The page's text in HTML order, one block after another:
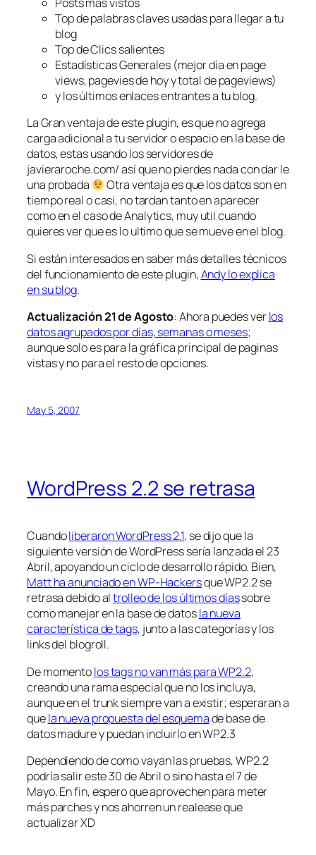
Top de palabras claves usadas para llegar a tu
blog
Top de Clics salientes
Estadísticas Generales (mejor día en page
views, pagevies de hoy y total de pageviews)
y los últimos enlaces entrantes a tu blog.
La Gran ventaja de este plugin, es que no agrega
carga adicional a tu servidor o espacio en la base de
datos, estas usando los servidores de
javieraroche.com/ así que no pierdes nada con dar le
una probada
Otra ventaja es que los datos son en
tiempo real o casi, no tardan tanto en aparecer
como en el caso de Analytics, muy util cuando
quieres ver que es lo ultimo que se mueve en el blog.
Si están interesados en saber más detalles técnicos
del funcionamiento de este plugin,Andy lo explica
en su blog.
Actualización 21 de Agosto: Ahora puedes verlos
datos agrupados por días, semanas o meses;
aunque solo es para la gráfica principal de paginas
vistas y no para el resto de opciones.
May 5, 2007
WordPress 2.2 se retrasa
Cuandoliberaron WordPress 2.1, se dijo que la
siguiente versión de WordPress sería lanzada el 23
Abril, apoyando un ciclo de desarrollo rápido. Bien,
Matt ha anunciado en WP-Hackersque WP2.2 se
retrasa debido altrolleo de los últimos díassobre
como manejar en la base de datosla nueva
característica de tags, junto a las categorías y los
links del blogroll.
De momentolos tags no van más para WP2.2,
creando una rama especial que no los incluya,
aunque en el trunk siempre van a existir; esperaran a
quela nueva propuesta del esquemade base de
datos madure y puedan incluirlo en WP2.3
Dependiendo de como vayan las pruebas, WP2.2
podría salir este 30 de Abril o sino hasta el 7 de
Mayo. En fin, espero que aprovechen para meter
más parches y nos ahorren un realease que
actualizar XD